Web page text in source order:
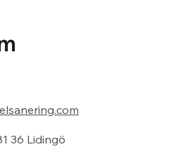
36 Lidingö